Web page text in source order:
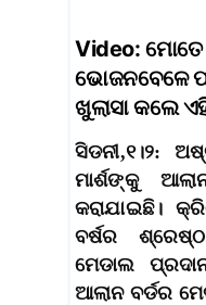
Video:
ଭୋଜନବେଳେ
ଖୁଲାସା କଲେ
ସିଡନୀ,୧।୨:
ମାର୍ଶଙ୍କୁ
କରାଯାଇଛି।
ବର୍ଷର
ମେଡାଲ
ଆଲାନ ବର୍ଡର